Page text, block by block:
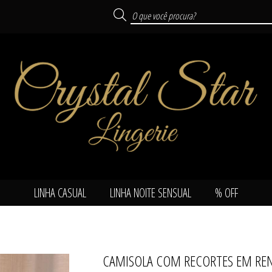
LINHA CASUAL
TODOS DE LINHA
LINHA NOITE SENSUAL
TODOS DE LINHA NOITE
% OFF
TODOS DE % OFF
CAMISOLA COM RECORTES EM